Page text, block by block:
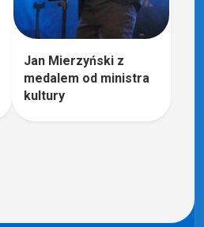
Jan Mierzyński z
medalem od ministra
kultury